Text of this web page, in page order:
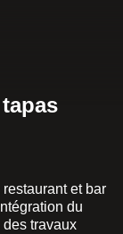
restaurant et bar
du
travaux